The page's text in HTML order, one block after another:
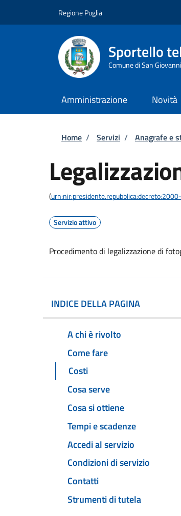
Regione Puglia
Sportello
Comune di San
Amministrazione Novità
Briciole di
Home / Servizi / Anagrafe e
(
Servizio attivo
Procedimento di legalizzazione di
INDICE DELLA PAGINA
A chi è rivolto
Come fare
Costi
Cosa serve
Cosa si ottiene
Tempi e scadenze
Accedi al servizio
Condizioni di servizio
Contatti
Strumenti di tutela